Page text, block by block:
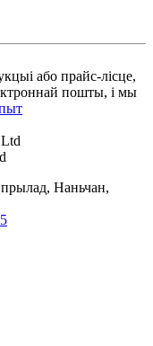
або прайс-лісце,
пошты, і мы
Наньчан,